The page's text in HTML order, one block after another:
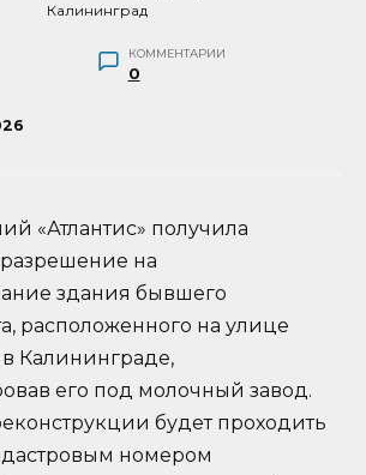
Калининград
КОММЕНТАРИИ
0
«Атлантис» получила
на
здания бывшего
расположенного на улице
Калининграде,
его под молочный завод.
будет проходить
номером